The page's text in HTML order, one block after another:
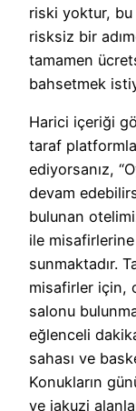
riski yoktur, bu
risksiz bir
tamamen
bahsetmek
Harici içeriği
taraf
ediyorsanız,
devam
bulunan
ile
sunmaktadır.
misafirler için,
salonu
eğlenceli
sahası ve
Konukların
ve jakuzi